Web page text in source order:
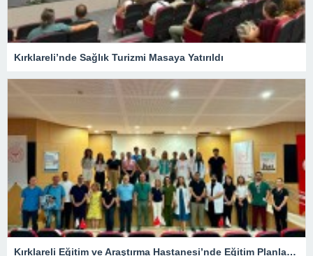
Kırklareli’nde Sağlık Turizmi Masaya Yatırıldı
Kırklareli Eğitim ve Araştırma Hastanesi’nde Eğitim Planlaması Masaya Yatırıldı